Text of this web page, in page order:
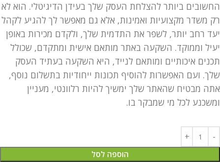
החשובים ביותר להצלחת העסק שלך בעידן הדיגיטלי. הוא לא
רק משדר מקצועיות ואמינות, אלא גם מאפשר לך להגיע לקהל
יעד רחב יותר, לשפר את התדמית שלך, ולקדם מכירות באופן
יעיל וממוקד. השקעה באתר מותאם אישית ומתקדם, שכולל
תכנים איכותיים ומותאם לנייד, היא השקעה בעתיד העסק
שלך. ועם האפשרות להוסיף תכונות ייחודיות בתשלום נוסף,
אתה מבטיח שהאתר שלך ימשיך להיות רלוונטי, מעניין
ומשכנע לכל מי שמבקר בו.
הוספה לסל